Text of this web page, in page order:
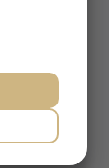
instrument